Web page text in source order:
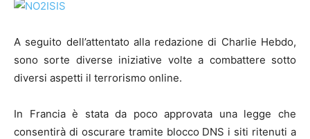
A seguito dell’attentato alla redazione di Charlie Hebdo,
sono sorte diverse iniziative volte a combattere sotto
diversi aspetti il terrorismo online.
In Francia è stata da poco approvata una legge che
consentirà di oscurare tramite blocco DNS i siti ritenuti a